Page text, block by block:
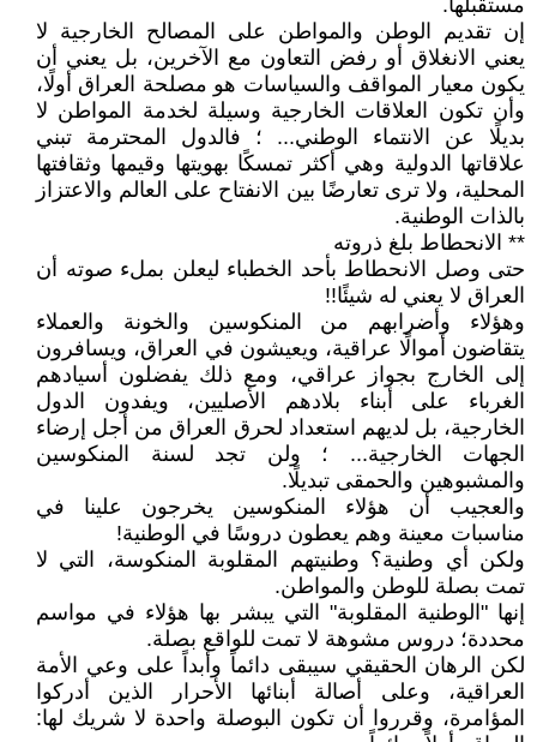
مستقبلها.
إن تقديم الوطن والمواطن على المصالح الخارجية لا
يعني الانغلاق أو رفض التعاون مع الآخرين، بل يعني أن
يكون معيار المواقف والسياسات هو مصلحة العراق أولًا،
وأن تكون العلاقات الخارجية وسيلة لخدمة المواطن لا
بديلًا عن الانتماء الوطني... ؛ فالدول المحترمة تبني
علاقاتها الدولية وهي أكثر تمسكًا بهويتها وقيمها وثقافتها
المحلية، ولا ترى تعارضًا بين الانفتاح على العالم والاعتزاز
بالذات الوطنية.
** الانحطاط بلغ ذروته
حتى وصل الانحطاط بأحد الخطباء ليعلن بملء صوته أن
العراق لا يعني له شيئًا!!
وهؤلاء وأضرابهم من المنكوسين والخونة والعملاء
يتقاضون أموالًا عراقية، ويعيشون في العراق، ويسافرون
إلى الخارج بجواز عراقي، ومع ذلك يفضلون أسيادهم
الغرباء على أبناء بلادهم الأصليين، ويفدون الدول
الخارجية، بل لديهم استعداد لحرق العراق من أجل إرضاء
الجهات الخارجية... ؛ ولن تجد لسنة المنكوسين
والمشبوهين والحمقى تبديلًا.
والعجيب أن هؤلاء المنكوسين يخرجون علينا في
مناسبات معينة وهم يعطون دروسًا في الوطنية!
ولكن أي وطنية؟ وطنيتهم المقلوبة المنكوسة، التي لا
تمت بصلة للوطن والمواطن.
إنها "الوطنية المقلوبة" التي يبشر بها هؤلاء في مواسم
محددة؛ دروس مشوهة لا تمت للواقع بصلة.
لكن الرهان الحقيقي سيبقى دائماً وأبداً على وعي الأمة
العراقية، وعلى أصالة أبنائها الأحرار الذين أدركوا
المؤامرة، وقرروا أن تكون البوصلة واحدة لا شريك لها: